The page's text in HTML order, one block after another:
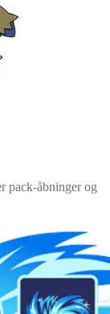
pack-åbninger og